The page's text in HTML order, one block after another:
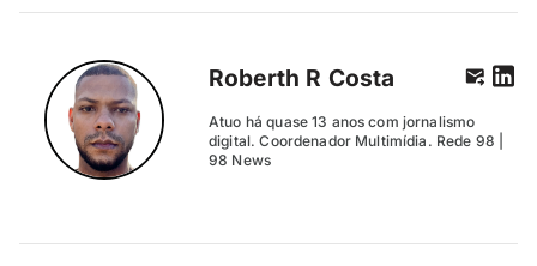
Roberth R Costa
Atuo há quase 13 anos com jornalismo
digital. Coordenador Multimídia. Rede 98 |
98 News